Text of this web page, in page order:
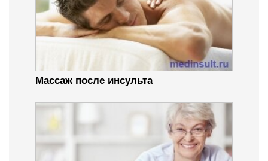
Массаж после инсульта